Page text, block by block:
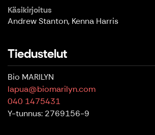
Käsikirjoitus
Andrew Stanton, Kenna Harris
Tiedustelut
Bio MARILYN
lapua@biomarilyn.com
040 1475431
Y-tunnus: 2769156-9